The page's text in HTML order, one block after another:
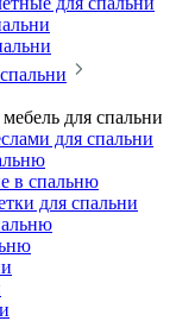
для спальни
для спальни
в спальню
для спальни